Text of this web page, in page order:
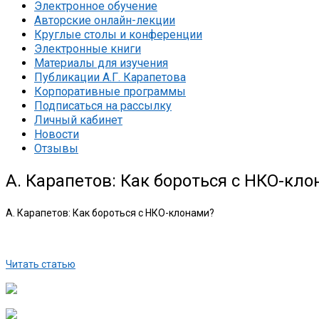
Электронное обучение
Авторские онлайн-лекции
Круглые столы и конференции
Электронные книги
Материалы для изучения
Публикации А.Г. Карапетова
Корпоративные программы
Подписаться на рассылку
Личный кабинет
Новости
Отзывы
А. Карапетов: Как бороться с НКО-
А. Карапетов: Как бороться с НКО-клонами?
Читать статью